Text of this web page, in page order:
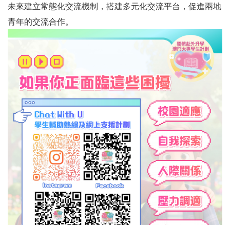
未來建立常態化交流機制，搭建多元化交流平台，促進兩地
青年的交流合作。